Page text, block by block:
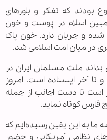
بودند که تفکر و باورهای
اسلام در پوست و خون
شده و جریان دارد. خون پاک
در میان امت اسلامی شد.
ملت مسلمان ایران در
تا آخر ایستاده است. امروز
است تا دست اجانب از جمله
فارس کوتاه نماید.
ما به این یقین رسیده‌ایم که
نظامی آمریکایی و حضور